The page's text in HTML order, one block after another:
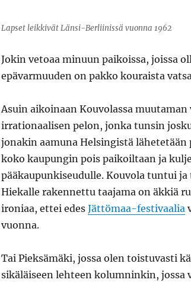
Lapset leikkivät Länsi-Berliinissä vuonna 1962
Jokin vetoaa minuun paikoissa, joissa
epävarmuuden on pakko kouraista
Asuin aikoinaan Kouvolassa
irrationaalisen pelon, jonka tunsin
jonakin aamuna Helsingistä
koko kaupungin pois paikoiltaan ja
pääkaupunkiseudulle. Kouvola tuntui
Hiekalle rakennettu taajama on äkkiä
ironiaa, ettei edes Jättömaa-festivaalia
vuonna.
Tai Pieksämäki, jossa olen toistuvasti
sikäläiseen lehteen kolumninkin, jossa